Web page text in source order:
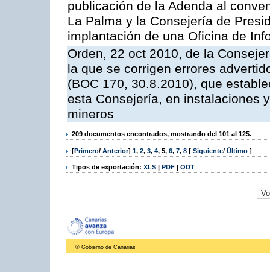
publicación de la Adenda al
La Palma y la Consejería de
implantación de una Oficina de
Orden, 22 oct 2010, de la
la que se corrigen errores
(BOC 170, 30.8.2010), que
esta Consejería, en instalaciones
mineros
209 documentos encontrados, mostrando del 101 al 125.
[Primero/ Anterior] 1, 2, 3, 4, 5, 6, 7, 8 [ Siguiente/ Último ]
Tipos de exportación: XLS | PDF | ODT
© Gobierno de Canarias